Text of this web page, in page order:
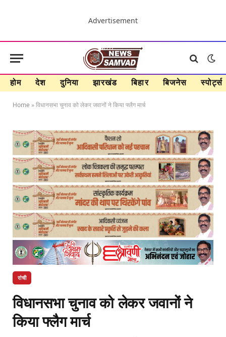
Advertisement
होम देश दुनिया झारखंड बिहार बिजनेस स्पोर्ट्स
Home »विधानसभा चुनाव को लेकर जवानों ने किया फ्लैग मार्च
रांची
विधानसभा चुनाव को लेकर जवानों ने
किया फ्लैग मार्च